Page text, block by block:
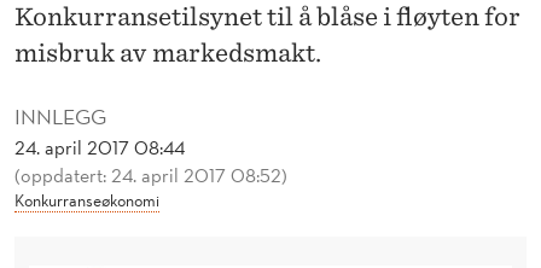
INNLEGG
24. april 2017 08:44
(oppdatert: 24. april 2017 08:52)
Konkurranseøkonomi
Konkurransetilsynet til å blåse i fløyten for
misbruk av markedsmakt.